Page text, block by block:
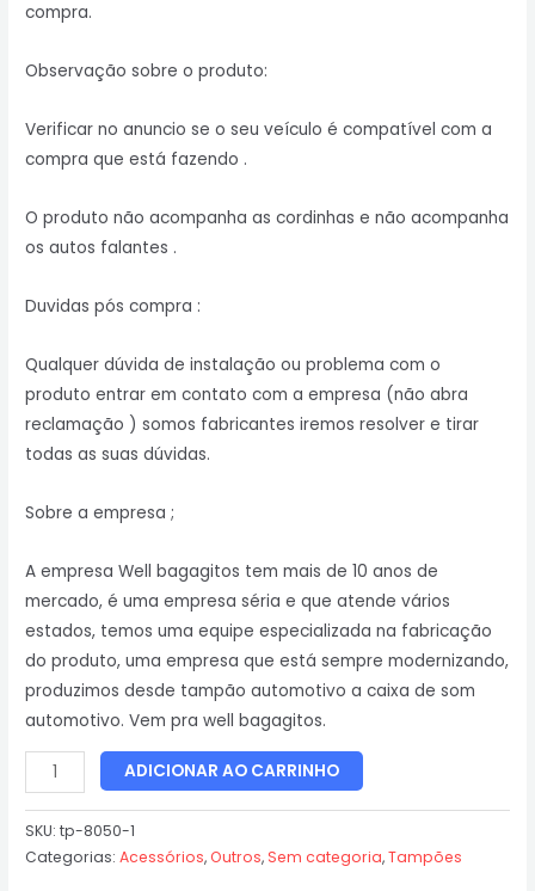
compra.
Observação sobre o produto:
Verificar no anuncio se o seu veículo é compatível com a
compra que está fazendo .
O produto não acompanha as cordinhas e não acompanha
os autos falantes .
Duvidas pós compra :
Qualquer dúvida de instalação ou problema com o
produto entrar em contato com a empresa (não abra
reclamação ) somos fabricantes iremos resolver e tirar
todas as suas dúvidas.
Sobre a empresa ;
A empresa Well bagagitos tem mais de 10 anos de
mercado, é uma empresa séria e que atende vários
estados, temos uma equipe especializada na fabricação
do produto, uma empresa que está sempre modernizando,
produzimos desde tampão automotivo a caixa de som
automotivo. Vem pra well bagagitos.
ADICIONAR AO CARRINHO
SKU:tp-8050-1
Categorias:Acessórios,Outros, Sem categoria,Tampões